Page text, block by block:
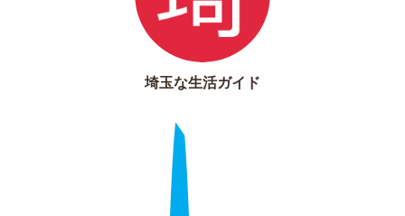
埼玉な生活ガイド